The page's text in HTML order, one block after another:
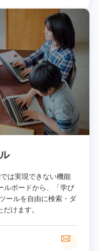
は実現できない機能
ルボードから、「学び
ールを自由に検索・ダ
けます。